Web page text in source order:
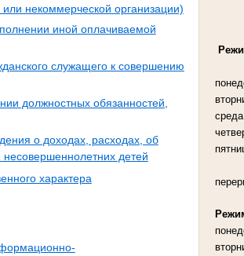
среда
некоммерческой организации)
иной оплачиваемой
служащего к совершению
должностных обязанностей,
о доходах, расходах, об
несовершеннолетних детей
характера